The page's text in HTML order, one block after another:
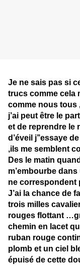
Je ne sais pas si
trucs comme cela
comme nous tous
j’ai peut être le
et de reprendre le
d’éveil j’’essaye
,ils me semblent
Des le matin
m’embourbe
ne correspondent
J’ai la chance de
trois milles
rouges flottant
chemin en lacet
ruban rouge
plomb et un ciel
épuisé de cette